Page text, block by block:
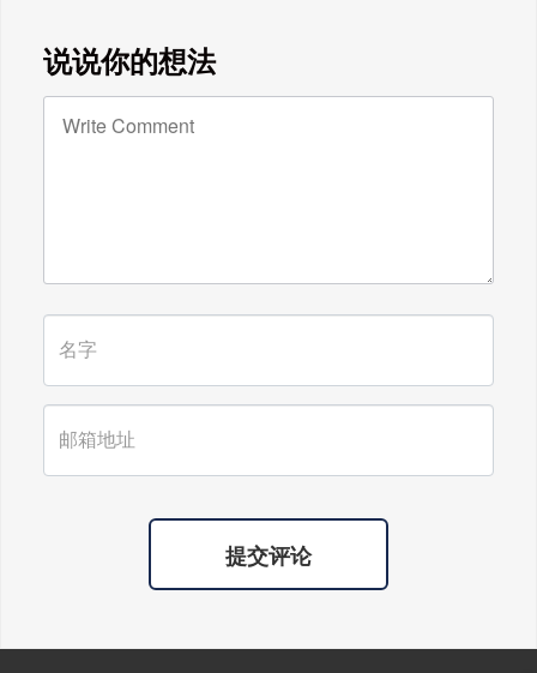
广东雄进｜教师节到了，祝节日健康
快乐!天下老师们身体健康!
说说你的想法
提交评论